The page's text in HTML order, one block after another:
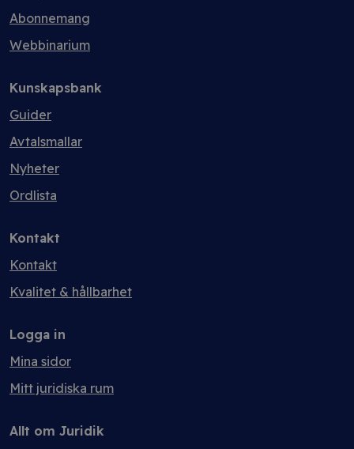
Abonnemang
Webbinarium
Kunskapsbank
Guider
Avtalsmallar
Nyheter
Ordlista
Kontakt
Kontakt
Kvalitet & hållbarhet
Logga in
Mina sidor
Mitt juridiska rum
Allt om Juridik